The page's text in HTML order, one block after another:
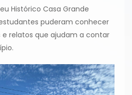
Histórico Casa Grande
puderam conhecer
relatos que ajudam a contar